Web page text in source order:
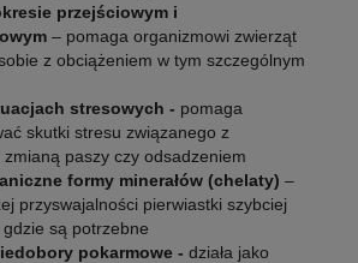
przejściowym i
– pomaga organizmowi zwierząt
z obciążeniem w tym szczególnym
stresowych - pomaga
skutki stresu związanego z
paszy czy odsadzeniem
formy minerałów (chelaty) –
przyswajalności pierwiastki szybciej
gdzie są potrzebne
pokarmowe - działa jako